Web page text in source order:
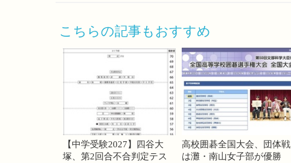
こちらの記事もおすすめ
【中学受験2027】四谷大
塚、第2回合不合判定テス
高校囲碁全国大会、団体戦
は灘・南山女子部が優勝